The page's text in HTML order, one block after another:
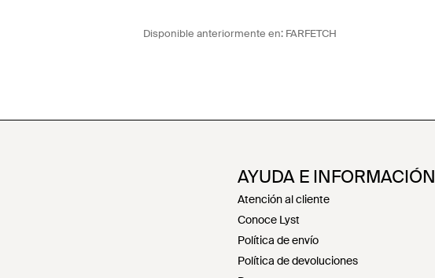
Disponible anteriormente en: FARFETCH
AYUDA E INFORMACIÓN
Atención al cliente
Conoce Lyst
Política de envío
Política de devoluciones